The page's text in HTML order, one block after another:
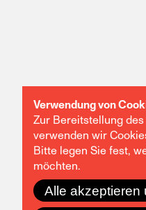
Verwendung von
Zur Bereitstellung
verwenden wir
Bitte legen Sie fest,
möchten.
Alle akzeptieren